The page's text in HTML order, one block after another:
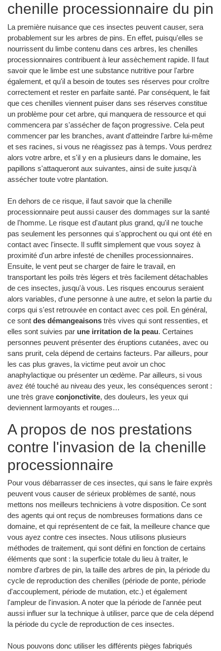
chenille processionnaire du pin
La première nuisance que ces insectes peuvent causer, sera
probablement sur les arbres de pins. En effet, puisqu'elles se
nourrissent du limbe contenu dans ces arbres, les chenilles
processionnaires contribuent à leur assèchement rapide. Il faut
savoir que le limbe est une substance nutritive pour l'arbre
également, et qu'il a besoin de toutes ses réserves pour croître
correctement et rester en parfaite santé. Par conséquent, le fait
que ces chenilles viennent puiser dans ses réserves constitue
un problème pour cet arbre, qui manquera de ressource et qui
commencera par s'assécher de façon progressive. Cela peut
commencer par les branches, avant d'atteindre l'arbre lui-même
et ses racines, si vous ne réagissez pas à temps. Vous perdrez
alors votre arbre, et s'il y en a plusieurs dans le domaine, les
papillons s'attaqueront aux suivantes, ainsi de suite jusqu'à
assécher toute votre plantation.
En dehors de ce risque, il faut savoir que la chenille
processionnaire peut aussi causer des dommages sur la santé
de l'homme. Le risque est d'autant plus grand, qu'il ne touche
pas seulement les personnes qui s'approchent ou qui ont été en
contact avec l'insecte. Il suffit simplement que vous soyez à
proximité d'un arbre infesté de chenilles processionnaires.
Ensuite, le vent peut se charger de faire le travail, en
transportant les poils très légers et très facilement détachables
de ces insectes, jusqu'à vous. Les risques encourus seraient
alors variables, d'une personne à une autre, et selon la partie du
corps qui s'est retrouvée en contact avec ces poil. En général,
ce sont des démangeaisons très vives qui sont ressenties, et
elles sont suivies par une irritation de la peau. Certaines
personnes peuvent présenter des éruptions cutanées, avec ou
sans prurit, cela dépend de certains facteurs. Par ailleurs, pour
les cas plus graves, la victime peut avoir un choc
anaphylactique ou présenter un œdème. Par ailleurs, si vous
avez été touché au niveau des yeux, les conséquences seront :
une très grave conjonctivite, des douleurs, les yeux qui
deviennent larmoyants et rouges…
A propos de nos prestations
contre l'invasion de la chenille
processionnaire
Pour vous débarrasser de ces insectes, qui sans le faire exprès
peuvent vous causer de sérieux problèmes de santé, nous
mettons nos meilleurs techniciens à votre disposition. Ce sont
des agents qui ont reçus de nombreuses formations dans ce
domaine, et qui représentent de ce fait, la meilleure chance que
vous ayez contre ces insectes. Nous utilisons plusieurs
méthodes de traitement, qui sont défini en fonction de certains
éléments que sont : la superficie totale du lieu à traiter, le
nombre d'arbres de pin, la taille des arbres de pin, la période du
cycle de reproduction des chenilles (période de ponte, période
d'accouplement, période de mutation, etc.) et également
l'ampleur de l'invasion. A noter que la période de l'année peut
aussi influer sur la technique à utiliser, parce que de cela dépend
la période du cycle de reproduction de ces insectes.
Nous pouvons donc utiliser les différents pièges fabriqués